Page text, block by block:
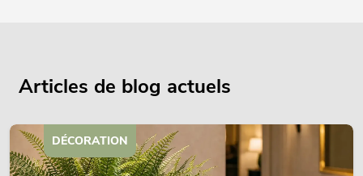
Articles de blog actuels
DÉCORATION